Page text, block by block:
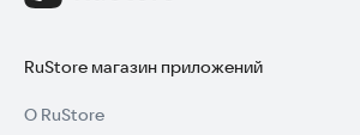
RuStore магазин приложений
О RuStore